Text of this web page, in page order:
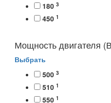
180 3
450 1
Мощность двигателя
Выбрать
500 3
510 1
550 1